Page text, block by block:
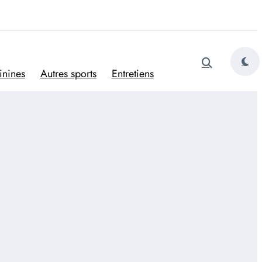
Autres sports Entretiens